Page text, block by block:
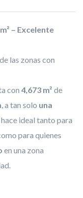
– Excelente
las zonas con
con 4,673 m² de
, a tan solo una
hace ideal tanto para
para quienes
en una zona